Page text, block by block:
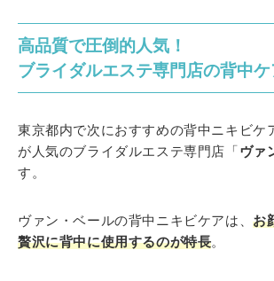
高品質で圧倒的人気！
ブライダルエステ専門店の背中ケ
東京都内で次におすすめの背中ニキビケ
が人気のブライダルエステ専門店「ヴァ
す。
ヴァン・ベールの背中ニキビケアは、お
贅沢に背中に使用するのが特長。